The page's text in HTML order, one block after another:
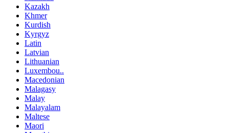
Kazakh
Khmer
Kurdish
Kyrgyz
Latin
Latvian
Lithuanian
Luxembou..
Macedonian
Malagasy
Malay
Malayalam
Maltese
Maori